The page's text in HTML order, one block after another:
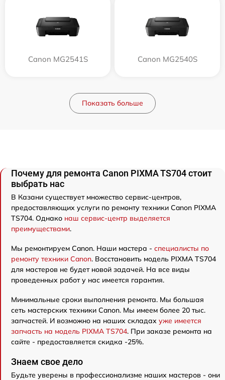
Canon MG2541S Canon MG2540S
Показать больше
Почему для ремонта Canon PIXMA TS704 стоит
выбрать нас
В Казани существует множество сервис-центров,
предоставляющих услуги по ремонту техники Canon PIXMA
TS704. Однако наш сервис-центр выделяется
преимуществами.
Мы ремонтируем Canon. Наши мастера - специалисты по
ремонту техники Canon. Восстановить модель PIXMA TS704
для мастеров не будет новой задачей. На все виды
проведенных работ у нас имеется гарантия.
Минимальные сроки выполнения ремонта. Мы большая
сеть мастерских техники Canon. Мы имеем более 20 тыс.
запчастей. И возможно на наших складах уже имеется
запчасть на модель PIXMA TS704. При заказе ремонта на
сайте - предоставляется скидка -25%.
Знаем свое дело
Будьте уверены в профессионализме наших мастеров - они